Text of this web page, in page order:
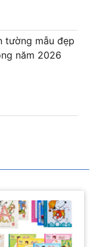
tường mẫu đẹp
năm 2026